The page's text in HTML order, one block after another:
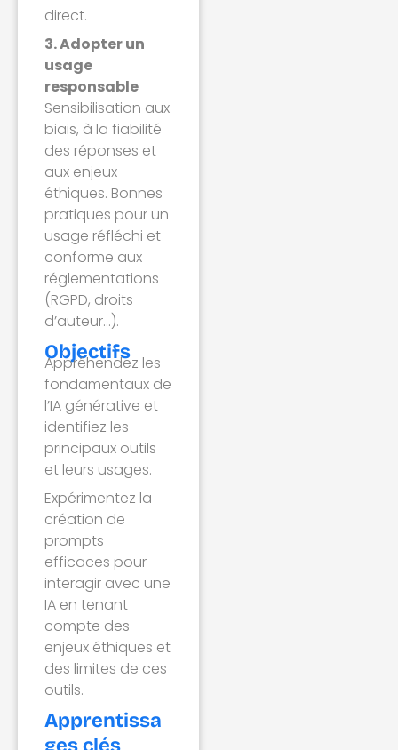
direct.
3. Adopter un
usage
responsable
Sensibilisation aux
biais, à la fiabilité
des réponses et
aux enjeux
éthiques. Bonnes
pratiques pour un
usage réfléchi et
conforme aux
réglementations
(RGPD, droits
d’auteur…).
Objectifs
Appréhendez les
fondamentaux de
l’IA générative et
identifiez les
principaux outils
et leurs usages.
Expérimentez la
création de
prompts
efficaces pour
interagir avec une
IA en tenant
compte des
enjeux éthiques et
des limites de ces
outils.
Apprentissa